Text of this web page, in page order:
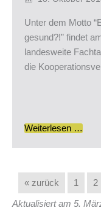
Unter dem Motto
gesund?!” findet
landesweite
die
Weiterlesen …
« zurück 1 2
Aktualisiert am 5.